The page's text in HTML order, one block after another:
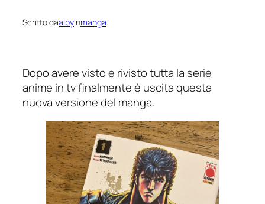
Scritto daalbyinmanga
Dopo avere visto e rivisto tutta la serie
anime in tv finalmente è uscita questa
nuova versione del manga.